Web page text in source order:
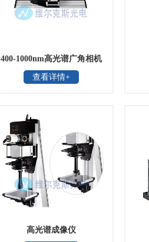
400-1000nm高光谱广角相机
查看详情+
高光谱成像仪